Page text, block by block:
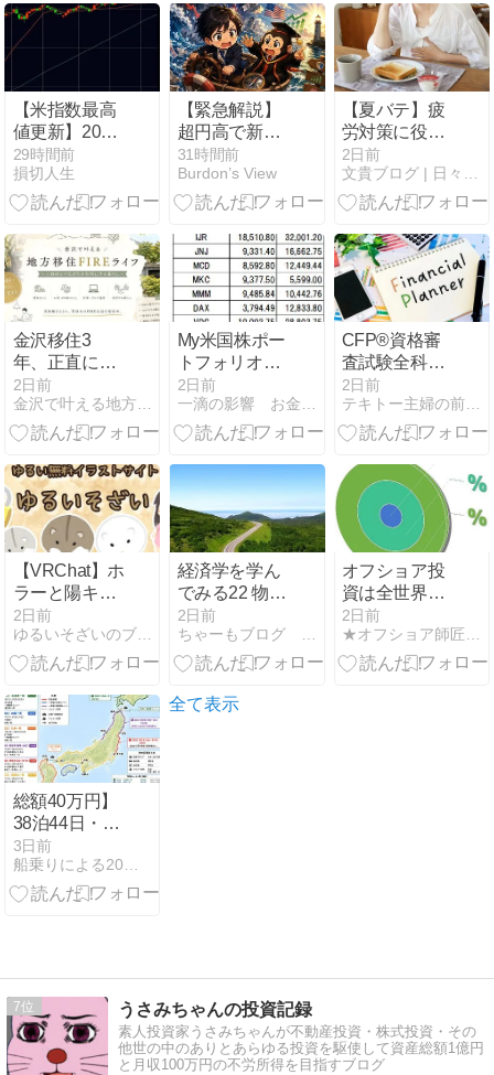
術
【米指数最高
値更新】2026
年8月5日(水)
の株価推移(5
分足チャート)
29時間前
損切人生
【緊急解説】
超円高で新
NISA資産が激
減！日米協調
介入の裏側と
「生存戦略」
31時間前
Burdon’s View
【夏バテ】疲
労対策に役立
つ成分とサプ
リ5種を解説
2日前
文貴ブログ | 日々徒然なるままに
金沢移住3
年、正直に後
悔した点は？
家賃・保険・
雪国対策で見
判断
2日前
金沢で叶える地方移住FIREライフ
My米国株ポー
トフォリオ
VS
S&P500（VOO）
【2026年７月
2日前
一滴の影響 お金に困らない人生を送るために
CFP®資格審
査試験全科目
合格しました♪
そしてその勉
強法は・・・
2日前
テキトー主婦の前向き資産運用生活
【VRChat】ホ
ラーと陽キャ
に怯える陰キ
ャ
2日前
ゆるいそざいのブログ
経済学を学ん
でみる22 物価
水準は貨幣供
給量によって
決まる
2日前
ちゃーもブログ アーリーリタイアを夢見る資産形成雑記
オフショア投
資は全世界で
販売中止とな
るケースと日
本人だけ契約
2日前
★オフショア師匠★の資産運用調査分析ダイアリー
総額40万円】
38泊44日・6
分割日本一周
ツーリング｜
費用・走行距
3日前
船乗りによる20代からの資産運用
全て表示
7 うさみちゃんの投資記録
素人投資家うさみちゃんが不動産投資・株式投資・その
他世の中のありとあらゆる投資を駆使して資産総額1億円
と月収100万円の不労所得を目指すブログ